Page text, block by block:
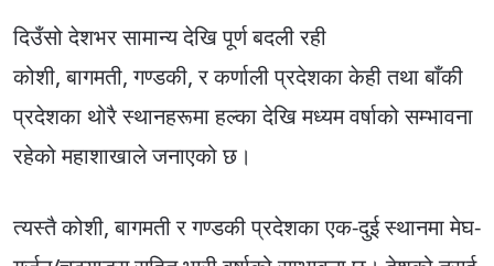
दिउँसो देशभर सामान्य देखि पूर्ण बदली रही
कोशी, बागमती, गण्डकी, र कर्णाली प्रदेशका केही तथा बाँकी
प्रदेशका थोरै स्थानहरूमा हल्का देखि मध्यम वर्षाको सम्भावना
रहेको महाशाखाले जनाएको छ।
त्यस्तै कोशी, बागमती र गण्डकी प्रदेशका एक-दुई स्थानमा मेघ-